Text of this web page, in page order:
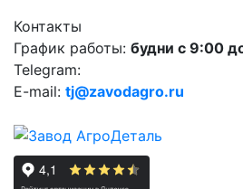
Контакты
График работы: будни с 9:00
Telegram:
E-mail: tj@zavodagro.ru